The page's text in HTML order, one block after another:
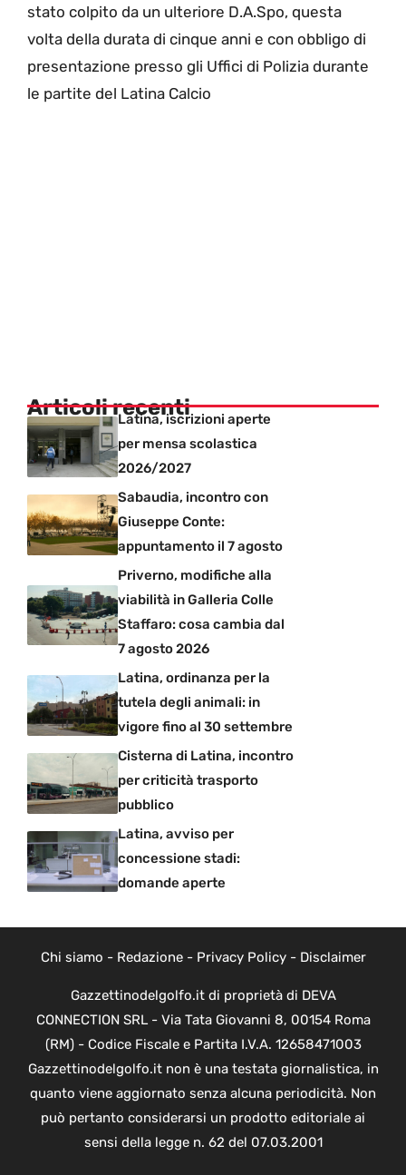
stato colpito da un ulteriore D.A.Spo, questa
volta della durata di cinque anni e con obbligo di
presentazione presso gli Uffici di Polizia durante
le partite del Latina Calcio
Articoli recentiLatina, iscrizioni aperte
per mensa scolastica
2026/2027
Sabaudia, incontro con
Giuseppe Conte:
appuntamento il 7 agosto
Priverno, modifiche alla
viabilità in Galleria Colle
Staffaro: cosa cambia dal
7 agosto 2026
Latina, ordinanza per la
tutela degli animali: in
vigore fino al 30 settembre
Cisterna di Latina, incontro
per criticità trasporto
pubblico
Latina, avviso per
concessione stadi:
domande aperte
Chi siamo - Redazione- Privacy Policy- Disclaimer
Gazzettinodelgolfo.it di proprietà di DEVA
CONNECTION SRL - Via Tata Giovanni 8, 00154 Roma
(RM) - Codice Fiscale e Partita I.V.A. 12658471003
Gazzettinodelgolfo.it non è una testata giornalistica, in
quanto viene aggiornato senza alcuna periodicità. Non
può pertanto considerarsi un prodotto editoriale ai
sensi della legge n. 62 del 07.03.2001